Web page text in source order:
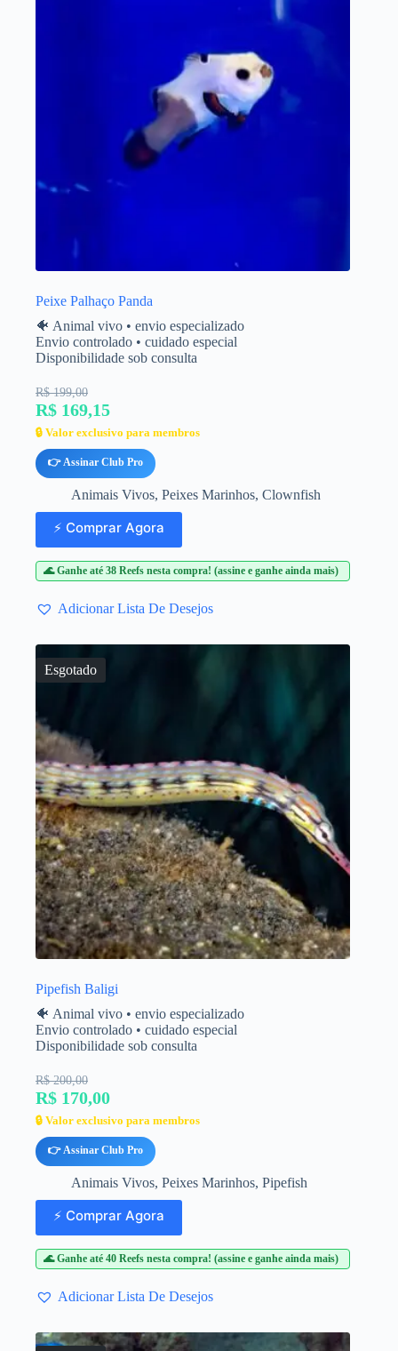
Peixe Palhaço Panda
🐠 Animal vivo • envio especializado
Envio controlado • cuidado especial
Disponibilidade sob consulta
R$ 199,00
R$ 169,15
🔒 Valor exclusivo para membros
👉 Assinar Club Pro
Animais Vivos, Peixes Marinhos, Clownfish
⚡ Comprar Agora
🌊 Ganhe até 38 Reefs nesta compra! (assine e ganhe ainda mais)
Adicionar Lista De Desejos
Esgotado
Pipefish Baligi
🐠 Animal vivo • envio especializado
Envio controlado • cuidado especial
Disponibilidade sob consulta
R$ 200,00
R$ 170,00
🔒 Valor exclusivo para membros
👉 Assinar Club Pro
Animais Vivos, Peixes Marinhos, Pipefish
⚡ Comprar Agora
🌊 Ganhe até 40 Reefs nesta compra! (assine e ganhe ainda mais)
Adicionar Lista De Desejos